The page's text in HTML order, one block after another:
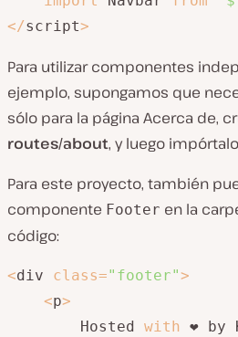
</script>
Para utilizar componentes
ejemplo, supongamos que
sólo para la página Acerca de,
routes/about, y luego
Para este proyecto, también
componente Footer en la
código:
<div class="footer">
<p>
        Hosted
with ❤️ by